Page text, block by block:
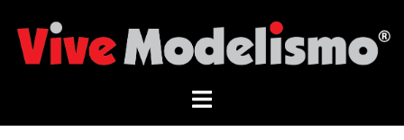
contenido
Alternar